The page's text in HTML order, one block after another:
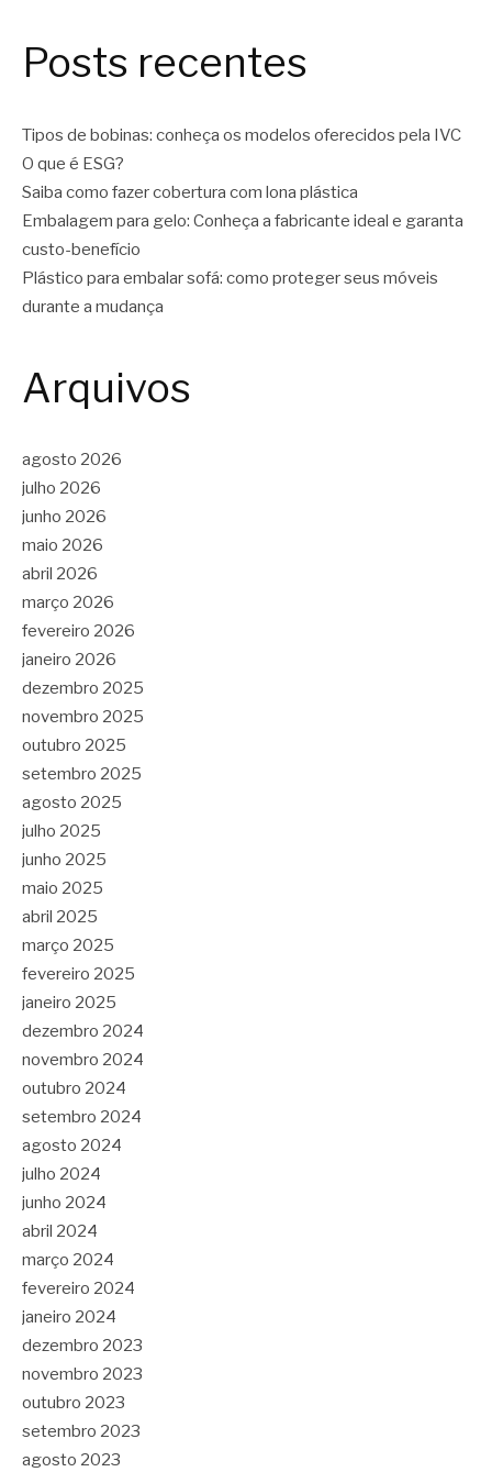
Posts recentes
Tipos de bobinas: conheça os modelos oferecidos pela IVC
O que é ESG?
Saiba como fazer cobertura com lona plástica
Embalagem para gelo: Conheça a fabricante ideal e garanta
custo-benefício
Plástico para embalar sofá: como proteger seus móveis
durante a mudança
Arquivos
agosto 2026
julho 2026
junho 2026
maio 2026
abril 2026
março 2026
fevereiro 2026
janeiro 2026
dezembro 2025
novembro 2025
outubro 2025
setembro 2025
agosto 2025
julho 2025
junho 2025
maio 2025
abril 2025
março 2025
fevereiro 2025
janeiro 2025
dezembro 2024
novembro 2024
outubro 2024
setembro 2024
agosto 2024
julho 2024
junho 2024
abril 2024
março 2024
fevereiro 2024
janeiro 2024
dezembro 2023
novembro 2023
outubro 2023
setembro 2023
agosto 2023